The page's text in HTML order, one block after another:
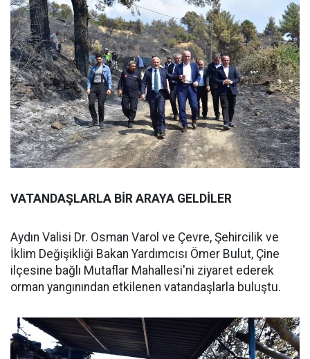
VATANDAŞLARLA BİR ARAYA GELDİLER
Aydın Valisi Dr. Osman Varol ve Çevre, Şehircilik ve
İklim Değişikliği Bakan Yardımcısı Ömer Bulut, Çine
ilçesine bağlı Mutaflar Mahallesi'ni ziyaret ederek
orman yangınından etkilenen vatandaşlarla buluştu.